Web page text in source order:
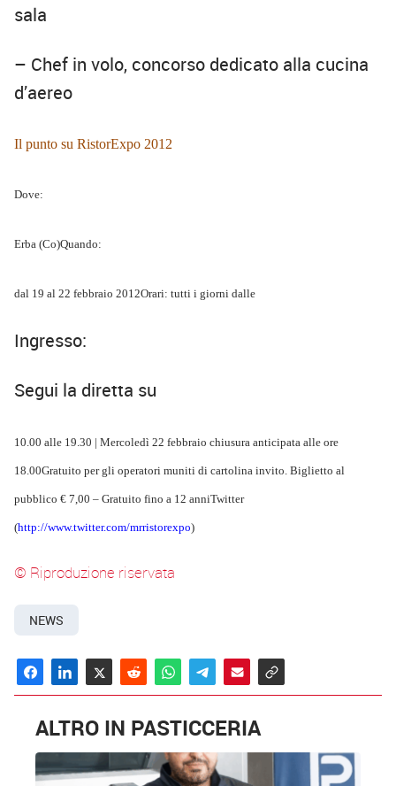
sala
– Chef in volo, concorso dedicato alla cucina
d’aereo
Il punto su RistorExpo 2012
Dove:
Erba (Co)Quando:
dal 19 al 22 febbraio 2012Orari: tutti i giorni dalle
Ingresso:
Segui la diretta su
10.00 alle 19.30 | Mercoledì 22 febbraio chiusura anticipata alle ore
18.00Gratuito per gli operatori muniti di cartolina invito. Biglietto al
pubblico € 7,00 – Gratuito fino a 12 anniTwitter
(http://www.twitter.com/mrristorexpo)
© Riproduzione riservata
NEWS
ALTRO IN PASTICCERIA